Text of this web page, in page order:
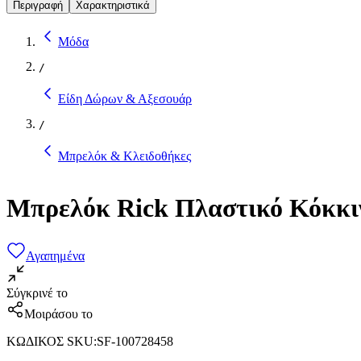
Περιγραφή Χαρακτηριστικά
Μόδα
/
Είδη Δώρων & Αξεσουάρ
/
Μπρελόκ & Κλειδοθήκες
Μπρελόκ Rick Πλαστικό
Αγαπημένα
Σύγκρινέ το
Μοιράσου το
ΚΩΔΙΚΟΣ SKU:SF-100728458